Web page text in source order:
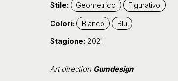
Stile:
Geometrico
Figurativo
Colori:
Bianco
Blu
Stagione: 2021
Art direction Gumdesign